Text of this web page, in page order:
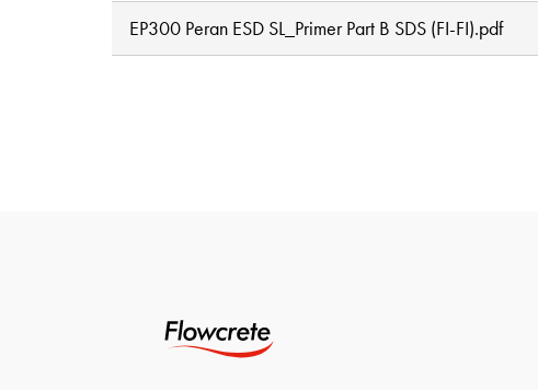
EP300 Peran ESD SL_Primer Part B SDS (FI-FI).pdf